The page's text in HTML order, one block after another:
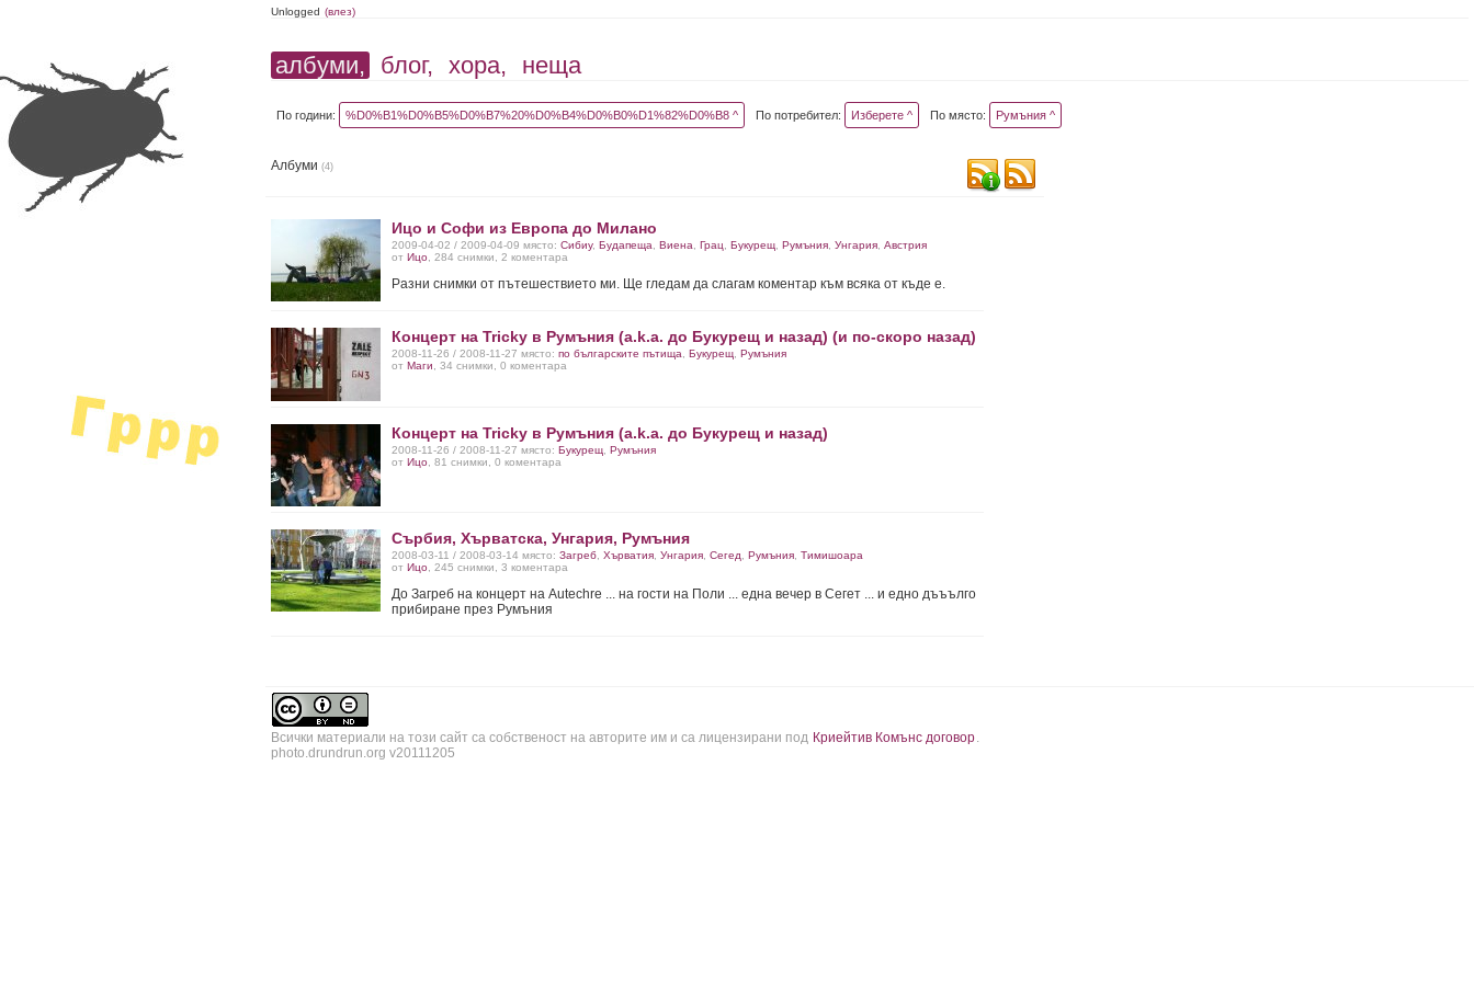
Unlogged (влез)
албуми, блог, хора, неща
По години: %D0%B1%D0%B5%D0%B7%20%D0%B4%D0%B0%D1%82%D0%B8 ^ По потребител: Изберете ^ По място: Румъния ^
Албуми (4)
Ицо и Софи из Европа до Милано
2009-04-02 / 2009-04-09 място: Сибиу, Будапеща Виена Грац Букурещ, Румъния, Унгария, Австрия
от Ицо, 284 снимки, 2 коментара
Разни снимки от пътешествието ми. Ще гледам да слагам коментар към всяка от къде е.
Концерт на Tricky в Румъния (a.k.a. до Букурещ и назад) (и по-скоро назад)
2008-11-26 / 2008-11-27 място: по българските пътища Букурещ, Румъния
от Маги , 34 снимки, 0 коментара
Концерт на Tricky в Румъния (a.k.a. до Букурещ и назад)
2008-11-26 / 2008-11-27 място: Букурещ, Румъния
от Ицо, 81 снимки, 0 коментара
Сърбия, Хърватска, Унгария, Румъния
2008-03-11 / 2008-03-14 място: Загреб, Хърватия, Унгария, Сегед Румъния, Тимишоара
от Ицо, 245 снимки, 3 коментара
До Загреб на концерт на Autechre ... на гости на Поли ... една вечер в Сегет ... и едно дъъълго
прибиране през Румъния
Всички материали на този сайт са собственост на авторите им и са лицензирани под Криейтив Комънс договор.
photo.drundrun.org v20111205